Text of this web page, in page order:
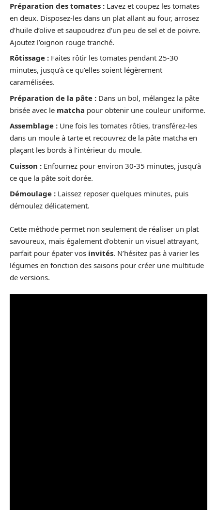
Préparation des tomates : Lavez et coupez les tomates
en deux. Disposez-les dans un plat allant au four, arrosez
d’huile d’olive et saupoudrez d’un peu de sel et de poivre.
Ajoutez l’oignon rouge tranché.
Rôtissage : Faites rôtir les tomates pendant 25-30
minutes, jusqu’à ce qu’elles soient légèrement
caramélisées.
Préparation de la pâte : Dans un bol, mélangez la pâte
brisée avec le matcha pour obtenir une couleur uniforme.
Assemblage : Une fois les tomates rôties, transférez-les
dans un moule à tarte et recouvrez de la pâte matcha en
plaçant les bords à l’intérieur du moule.
Cuisson : Enfournez pour environ 30-35 minutes, jusqu’à
ce que la pâte soit dorée.
Démoulage : Laissez reposer quelques minutes, puis
démoulez délicatement.
Cette méthode permet non seulement de réaliser un plat
savoureux, mais également d’obtenir un visuel attrayant,
parfait pour épater vos invités. N’hésitez pas à varier les
légumes en fonction des saisons pour créer une multitude
de versions.